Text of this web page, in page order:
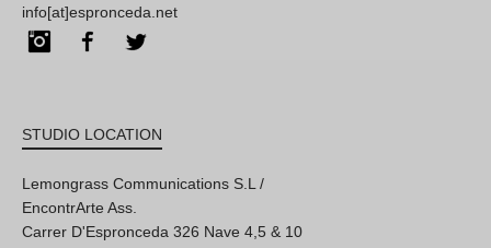
info[at]espronceda.net
InstagramFacebook
STUDIO LOCATION
Lemongrass Communications S.L /
EncontrArte Ass.
Carrer D'Espronceda 326 Nave 4,5 & 10